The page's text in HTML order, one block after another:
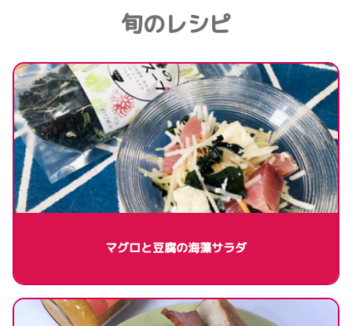
旬のレシピ
マグロと豆腐の海藻サラダ